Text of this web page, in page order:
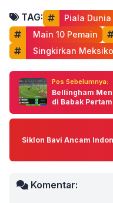
TAG: Piala Dunia
Main 10 Pemain
Singkirkan
Pos Sebelumnya:
Bellingham
di Babak
Siklon Bavi Ancam
Komentar: